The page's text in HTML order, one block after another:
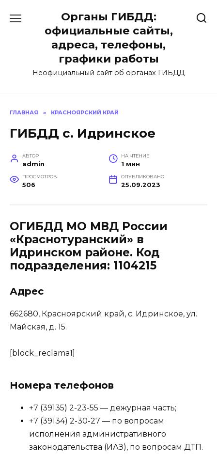
содержанию
Органы ГИБДД:
официальные сайты,
адреса, телефоны,
графики работы
Неофициальный сайт об органах ГИБДД
ГЛАВНАЯ » КРАСНОЯРСКИЙ КРАЙ
ГИБДД с. Идринское
АВТОР
admin
НА ЧТЕНИЕ
1 мин
ПРОСМОТРОВ
506
ОПУБЛИКОВАНО
25.09.2023
ОГИБДД МО МВД России
«Краснотуранский» в
Идринском районе. Код
подразделения: 1104215
Адрес
662680, Красноярский край, с. Идринское, ул.
Майская, д. 15.
[block_reclama1]
Номера телефонов
+7 (39135) 2-23-55 — дежурная часть;
+7 (39134) 2-30-27 — по вопросам
исполнения административного
законодательства (ИАЗ), по вопросам ДТП.